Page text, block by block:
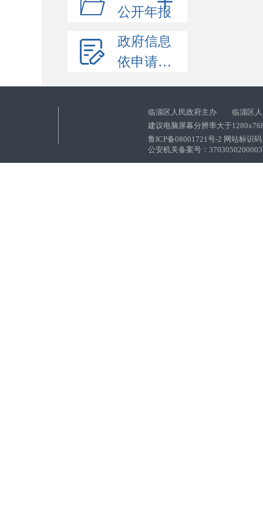
公开年报
政府信息
依申请公开
临淄区人民政府主办 临淄区人
建议电脑屏幕分辨率大于
鲁ICP备08001721号-2 网站标识
公安机关备案号：